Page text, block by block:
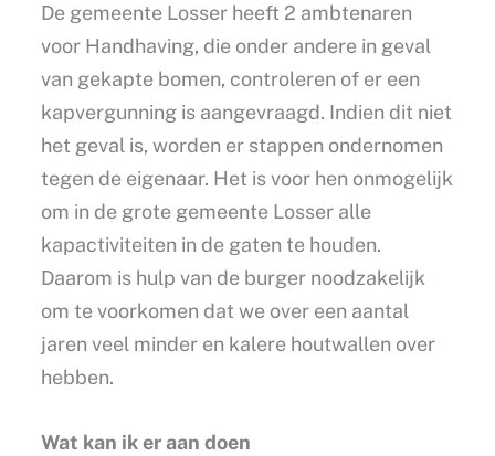
De gemeente Losser heeft 2 ambtenaren
voor Handhaving, die onder andere in geval
van gekapte bomen, controleren of er een
kapvergunning is aangevraagd. Indien dit niet
het geval is, worden er stappen ondernomen
tegen de eigenaar. Het is voor hen onmogelijk
om in de grote gemeente Losser alle
kapactiviteiten in de gaten te houden.
Daarom is hulp van de burger noodzakelijk
om te voorkomen dat we over een aantal
jaren veel minder en kalere houtwallen over
hebben.
Wat kan ik er aan doen